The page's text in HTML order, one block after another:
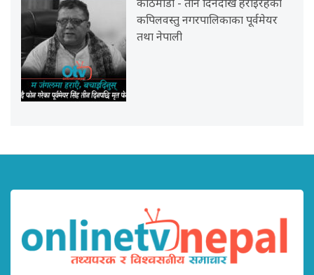
काठमाडौं - तीन दिनदेखि हराइरहेका
कपिलवस्तु नगरपालिकाका पूर्वमेयर
तथा नेपाली